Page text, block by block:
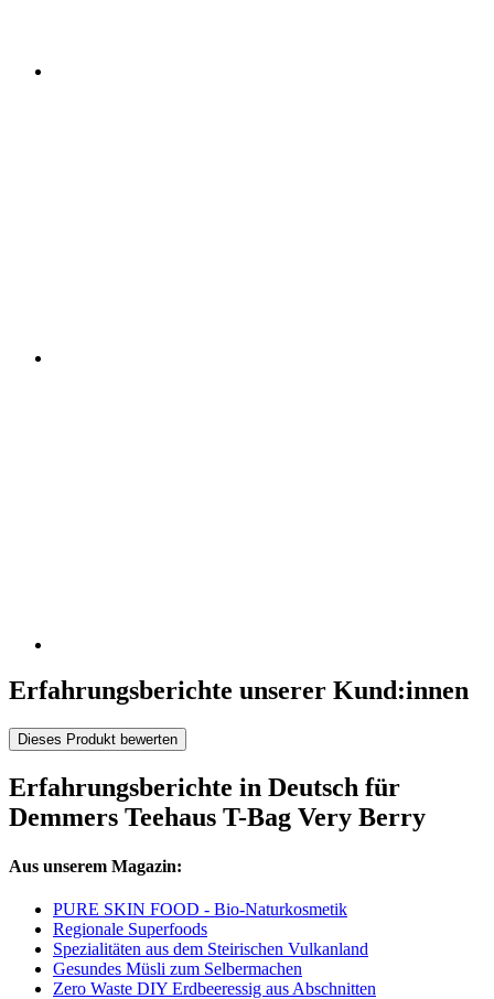
Erfahrungsberichte unserer Kund:innen
Dieses Produkt bewerten
Erfahrungsberichte in Deutsch für
Demmers Teehaus T-Bag Very Berry
Aus unserem Magazin:
PURE SKIN FOOD - Bio-Naturkosmetik
Regionale Superfoods
Spezialitäten aus dem Steirischen Vulkanland
Gesundes Müsli zum Selbermachen
Zero Waste DIY Erdbeeressig aus Abschnitten